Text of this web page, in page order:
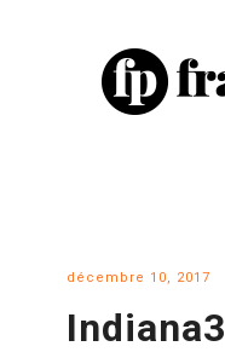
décembre 10, 2017
Indiana3